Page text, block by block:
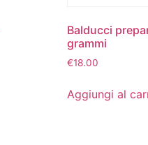
Balducci
grammi
€18.00
Aggiungi al